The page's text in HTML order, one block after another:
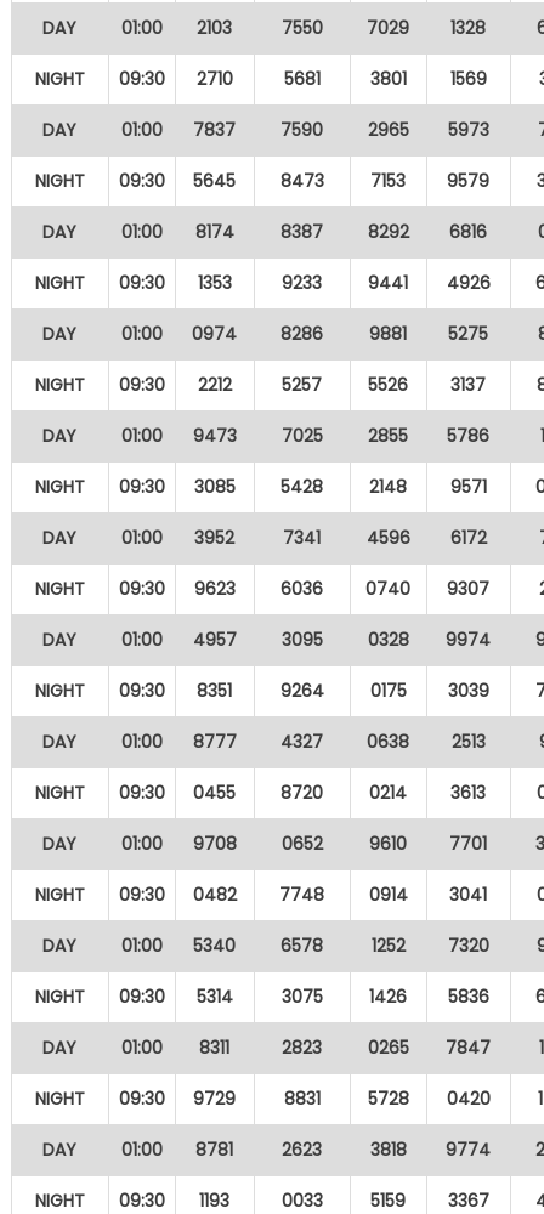
DAY 01:00 2103 7550 7029 1328
NIGHT 09:30 2710 5681 3801 1569
DAY 01:00 7837 7590 2965 5973
NIGHT 09:30 5645 8473 7153 9579
DAY 01:00 8174 8387 8292 6816
NIGHT 09:30 1353 9233 9441 4926
DAY 01:00 0974 8286 9881 5275
NIGHT 09:30 2212 5257 5526 3137
DAY 01:00 9473 7025 2855 5786
NIGHT 09:30 3085 5428 2148 9571
DAY 01:00 3952 7341 4596 6172
NIGHT 09:30 9623 6036 0740 9307
DAY 01:00 4957 3095 0328 9974
NIGHT 09:30 8351 9264 0175 3039
DAY 01:00 8777 4327 0638 2513
NIGHT 09:30 0455 8720 0214 3613
DAY 01:00 9708 0652 9610 7701
NIGHT 09:30 0482 7748 0914 3041
DAY 01:00 5340 6578 1252 7320
NIGHT 09:30 5314 3075 1426 5836
DAY 01:00 8311 2823 0265 7847
NIGHT 09:30 9729 8831 5728 0420
DAY 01:00 8781 2623 3818 9774
NIGHT 09:30 1193 0033 5159 3367